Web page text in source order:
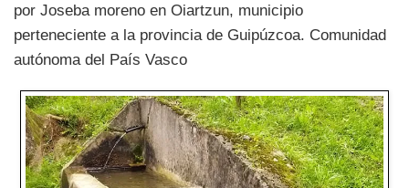
por Joseba moreno en Oiartzun, municipio
perteneciente a la provincia de Guipúzcoa. Comunidad
autónoma del País Vasco